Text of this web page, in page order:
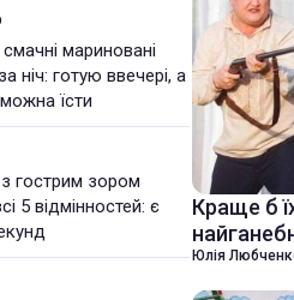
мариновані
ніч: готую ввечері, а
їсти
гострим зором
5 відмінностей: є
Краще б
Юлія